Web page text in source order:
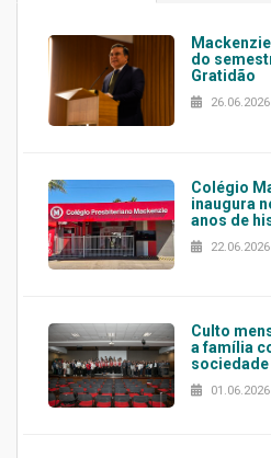
do
Gratidão
26.06.2026
Colégio
inaugura
anos de
22.06.2026
Culto
a família
sociedade
01.06.2026